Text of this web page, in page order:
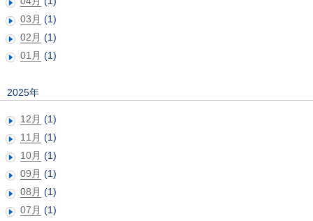
03月 (1)
02月 (1)
01月 (1)
2025年
12月 (1)
11月 (1)
10月 (1)
09月 (1)
08月 (1)
07月 (1)